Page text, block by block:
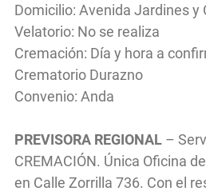
Domicilio: Avenida Jardines y
Velatorio: No se realiza
Cremación: Día y hora a
Crematorio Durazno
Convenio: Anda
PREVISORA REGIONAL –
CREMACIÓN. Única Oficina
en Calle Zorrilla 736. Con el